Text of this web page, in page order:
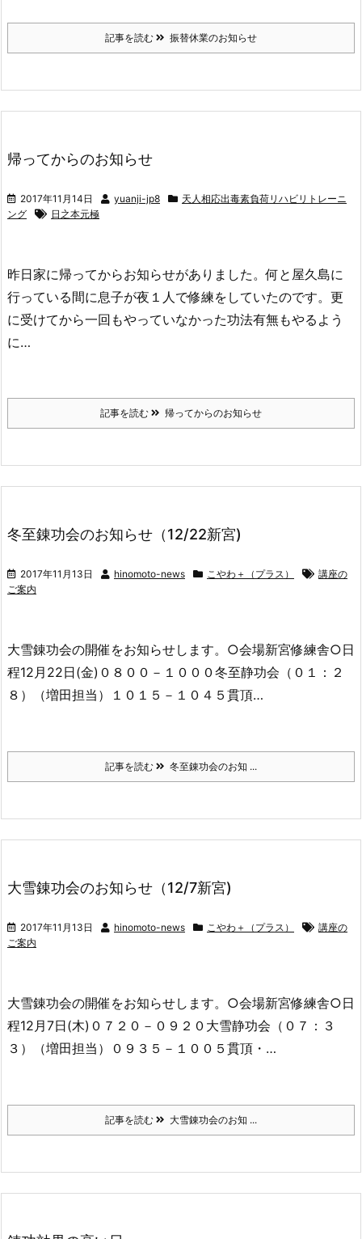
記事を読む 振替休業のお知らせ
帰ってからのお知らせ
2017年11月14日 yuanji-jp8
天人相応出毒素負荷リハビリトレーニ
ング
日之本元極
昨日家に帰ってからお知らせがありました。何と屋久島に
行っている間に息子が夜１人で修練をしていたのです。更
に受けてから一回もやっていなかった功法有無もやるよう
に…
記事を読む 帰ってからのお知らせ
冬至錬功会のお知らせ（12/22新宮)
2017年11月13日 hinomoto-news こやわ＋（プラス）
講座の
ご案内
大雪錬功会の開催をお知らせします。○会場新宮修練舎○日
程12月22日(金)０８００－１０００冬至静功会（０１：２
８）（増田担当）１０１５－１０４５貫頂…
記事を読む 冬至錬功会のお知 ...
大雪錬功会のお知らせ（12/7新宮)
2017年11月13日 hinomoto-news こやわ＋（プラス）
講座の
ご案内
大雪錬功会の開催をお知らせします。○会場新宮修練舎○日
程12月7日(木)０７２０－０９２０大雪静功会（０７：３
３）（増田担当）０９３５－１００５貫頂・…
記事を読む 大雪錬功会のお知 ...